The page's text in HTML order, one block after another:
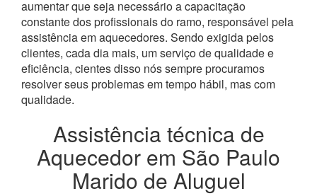
aumentar que seja necessário a capacitação
constante dos profissionais do ramo, responsável pela
assistência em aquecedores. Sendo exigida pelos
clientes, cada dia mais, um serviço de qualidade e
eficiência, cientes disso nós sempre procuramos
resolver seus problemas em tempo hábil, mas com
qualidade.
Assistência técnica de
Aquecedor em São Paulo
Marido de Aluguel